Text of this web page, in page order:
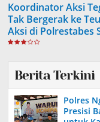
Koordinator Aksi
Tak Bergerak ke
Aksi di Polrestabes
Berita Terkini
Polres
Presisi